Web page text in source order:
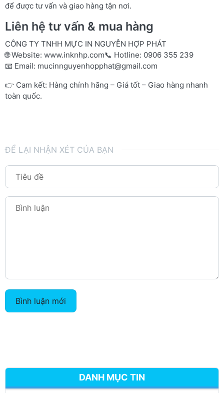
để được tư vấn và giao hàng tận nơi.
Liên hệ tư vấn & mua hàng
CÔNG TY TNHH MỰC IN NGUYỄN HỢP PHÁT
🌐 Website: www.inknhp.com📞 Hotline: 0906 355 239
📧 Email: mucinnguyenhopphat@gmail.com
👉 Cam kết: Hàng chính hãng – Giá tốt – Giao hàng nhanh
toàn quốc.
ĐỂ LẠI NHẬN XÉT CỦA BẠN
Bình luận mới
DANH MỤC TIN